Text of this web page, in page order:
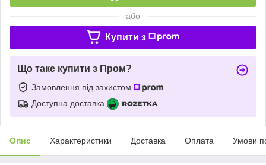
або
Купити з
Що таке купити з Пром?
Замовлення під захистом
Доступна доставка
Опис Характеристики Доставка Оплата Умови